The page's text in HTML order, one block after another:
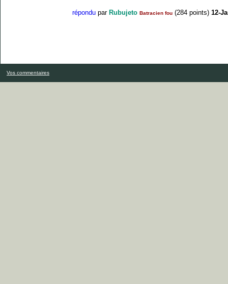
répondu par Rubujeto Batracien fou (284 points) 12-
Vos commentaires